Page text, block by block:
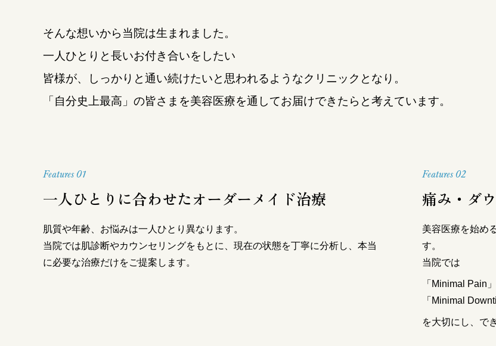
そんな想いから当院は生まれました。
一人ひとりと長いお付き合いをしたい
皆様が、しっかりと通い続けたいと思われるようなクリニックとなり。
「自分史上最高」の皆さまを美容医療を通してお届けできたらと考えています。
Features 01
一人ひとりに合わせたオーダーメイド治療
肌質や年齢、お悩みは一人ひとり異なります。
当院では肌診断やカウンセリングをもとに、現在の状態を丁寧に分析し、本当
に必要な治療だけをご提案します。
Features 02
痛み・ダ
美容医療を始め
す。
当院では
「Minimal Pain」
「Minimal
を大切にし、で